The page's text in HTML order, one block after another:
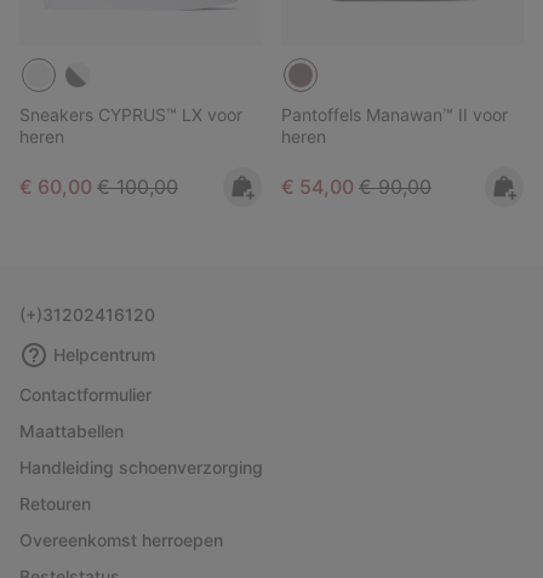
Sneakers CYPRUS™ LX voor
heren
Sale price:
€ 60,00 Regular price:
€ 100,00
Pantoffels Manawan™ II voor
heren
Sale price:
€ 54,00 Regular price:
€ 90,00
(+)31202416120
Helpcentrum
Contactformulier
Maattabellen
Handleiding schoenverzorging
Retouren
Overeenkomst herroepen